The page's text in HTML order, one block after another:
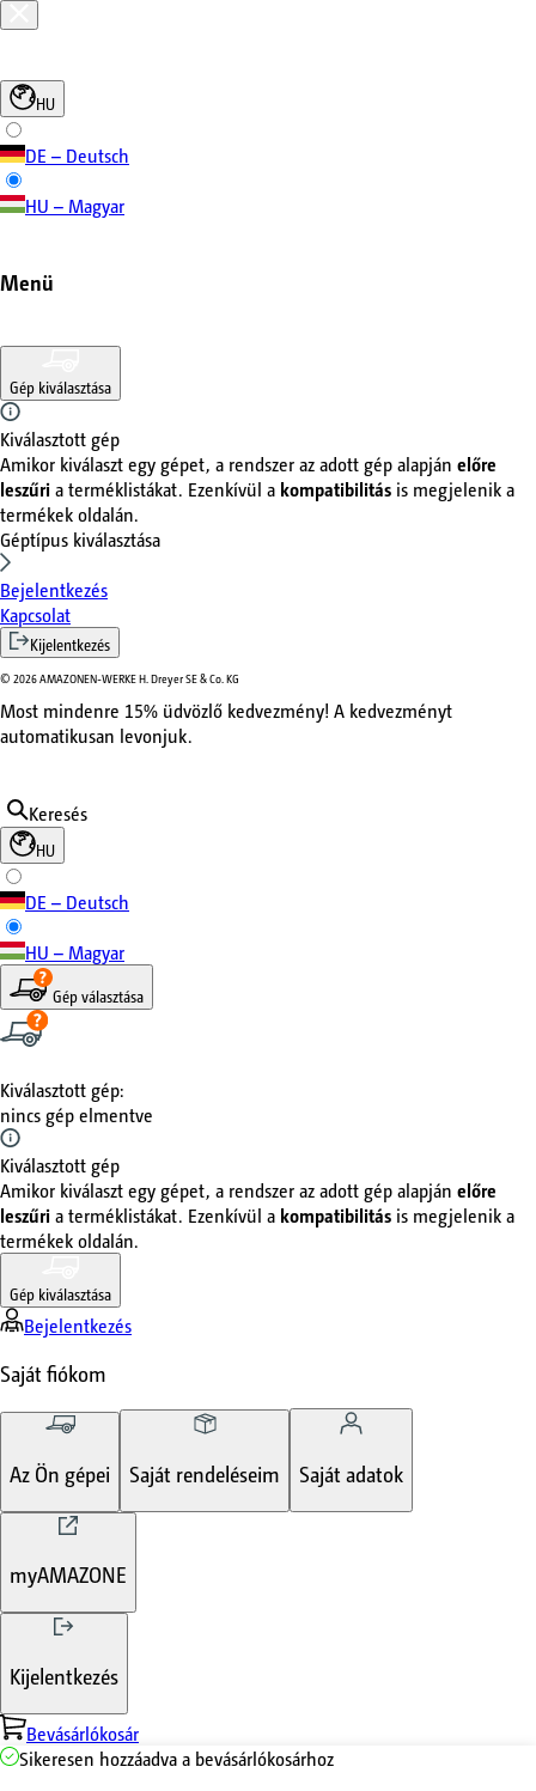
HU
DE – Deutsch
HU – Magyar
Menü
Gép kiválasztása
Kiválasztott gép
Amikor kiválaszt egy gépet, a rendszer az adott gép alapján előre
leszűria terméklistákat. Ezenkívül a kompatibilitás is megjelenik a
termékek oldalán.
Géptípus kiválasztása
Bejelentkezés
Kapcsolat
Kijelentkezés
© 2026AMAZONEN-WERKE H. Dreyer SE & Co. KG
Most mindenre 15% üdvözlő kedvezmény! A kedvezményt
automatikusan levonjuk.
Keresés
HU
DE – Deutsch
HU – Magyar
Gép választása
Kiválasztott gép:
nincs gép elmentve
Kiválasztott gép
Amikor kiválaszt egy gépet, a rendszer az adott gép alapján előre
leszűria terméklistákat. Ezenkívül a kompatibilitás is megjelenik a
termékek oldalán.
Gép kiválasztása
Bejelentkezés
Saját fiókom
Az Ön gépei Saját rendeléseim Saját adatok
myAMAZONE
Kijelentkezés
Bevásárlókosár
Sikeresen hozzáadva a bevásárlókosárhoz